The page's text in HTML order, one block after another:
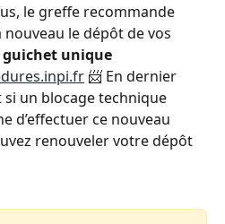
le greffe recommande
le dépôt de vos
guichet unique
📨 En dernier
un blocage technique
d’effectuer ce nouveau
renouveler votre dépôt